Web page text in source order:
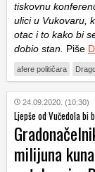
tiskovnu
ulici u Vukovaru,
otac i to kako bi
dobio stan. Piše
afere političara
24.09.2020. (10:30)
Ljepše od Vučedola bi
milijuna